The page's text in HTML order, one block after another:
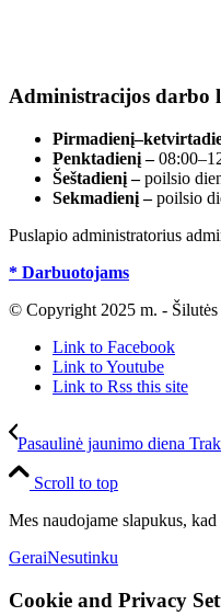
Administracijos darbo
Penktadienį –
Šeštadienį –poilsio
Sekmadienį –poilsio
Puslapio administratorius
* Darbuotojams
© Copyright 2025 m. -
Link to Facebook
Link to Youtube
Link to Rss this site
Pasaulinė jaunimo diena
Scroll to top
Mes naudojame slapukus,
GeraiNesutinku
Cookie and Privacy